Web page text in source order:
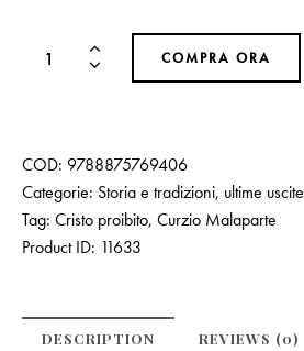
COMPRA ORA
COD: 9788875769406
Categorie: Storia e tradizioni, ultime uscite
Tag: Cristo proibito, Curzio Malaparte
Product ID: 11633
DESCRIPTION REVIEWS (0)